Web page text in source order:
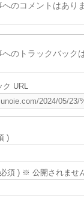
へのコメントはあり
へのトラックバック
ク URL
)
須 ) ※ 公開されませ